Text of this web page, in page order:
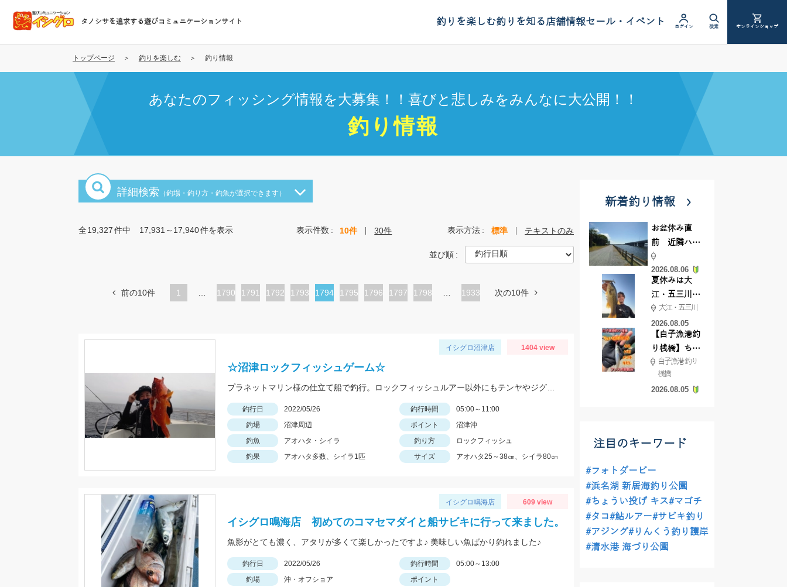
コ
テ
タノシサを追求する遊びコミュニケーションサイト 釣りを楽しむ釣りを知る店舗情報セール・イベント ログイン 検索 オンラインショップ
トップページ 釣りを楽しむ 釣り情報
あなたのフィッシング情報を大募集！！喜びと悲しみをみんなに大公開！！
釣り情報
詳細検索 （釣場・釣り方・釣魚が選択できます）
全19,327件中 17,931～17,940件を表示 表示件数 10件 30件 表示方法 標準 テキストのみ
並び順
前の10件 1
ペ
1790
ペ
1791
ペ
1792
ペ
1793
カ
1794
ペ
1795
ペ
1796
ペ
1797
ペ
1798 1933 次の10件
イシグロ沼津店 1404 view
☆沼津ロックフィッシュゲーム☆
釣行日 2022/05/26 釣行時間
05:00～11:00
釣場
沼津周辺 ポイント
沼津沖
釣魚
アオハタ・シイラ 釣り方
ロックフィッシュ
釣果
アオハタ多数、シイラ1匹 サイズ アオハタ25～38㎝、シイラ80㎝
イシグロ鳴海店 609 view
イシグロ鳴海店 初めてのコマセマダイと船サビキに行って来ました。
魚影がとても濃く、アタリが多くて楽しかったですよ♪ 美味しい魚ばかり釣れました♪
釣行日 2022/05/26 釣行時間
05:00～13:00
釣場
沖・オフショア
ポイント
新着釣り情報
お盆休み直
前 近隣ハゼ
釣り場調査し
てきました
2026.08.06
夏休みは大
江・五三川で
バスフィッシ
ング♪
大江・五三川
2026.08.05
【白子漁港釣
り桟橋】ちょ
い投げ釣りが
絶好調!キスや
ハゼが簡単に
白子漁港 釣り
桟橋
2026.08.05
注目のキーワード
#フォトダービー
#浜名湖 新居海釣り公園
#ちょうい投げ キス#マゴチ
#タコ#鮎ルアー#サビキ釣り
#アジング#りんくう釣り護岸
#清水港 海づり公園